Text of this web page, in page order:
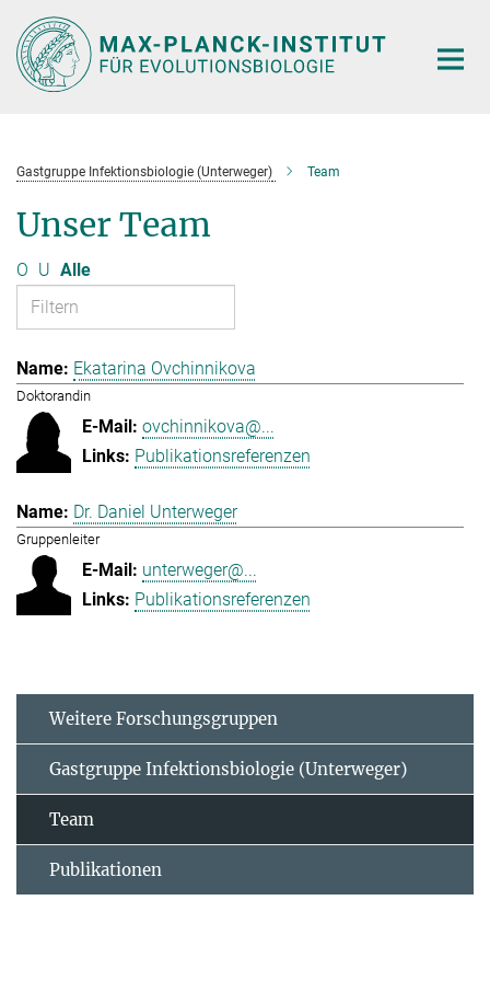
Hauptinhalt
Gastgruppe Infektionsbiologie (Unterweger) Team
Unser Team
O U Alle
Ekatarina Ovchinnikova
Doktorandin
ovchinnikova@...
Publikationsreferenzen
Dr. Daniel Unterweger
Gruppenleiter
unterweger@...
Publikationsreferenzen
Weitere Forschungsgruppen
Gastgruppe Infektionsbiologie (Unterweger)
Team
Publikationen